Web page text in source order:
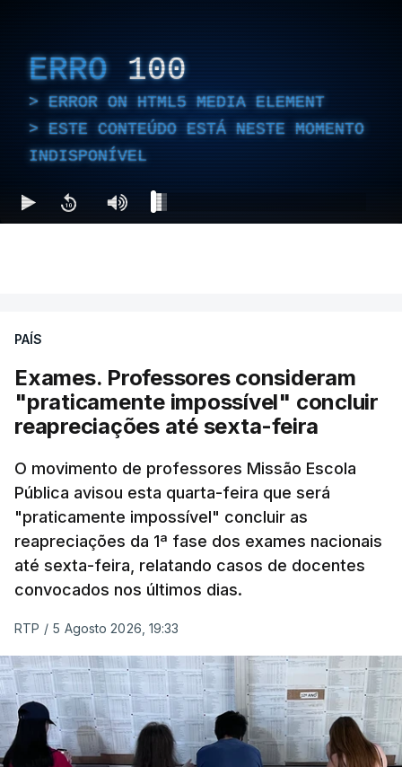
ERRO 100
ERROR ON HTML5 MEDIA ELEMENT
ESTE CONTEÚDO ESTÁ NESTE MOMENTO
INDISPONÍVEL
PAÍS
Exames. Professores consideram
"praticamente impossível" concluir
reapreciações até sexta-feira
O movimento de professores Missão Escola
Pública avisou esta quarta-feira que será
"praticamente impossível" concluir as
reapreciações da 1ª fase dos exames nacionais
até sexta-feira, relatando casos de docentes
convocados nos últimos dias.
RTP / 5 Agosto 2026, 19:33